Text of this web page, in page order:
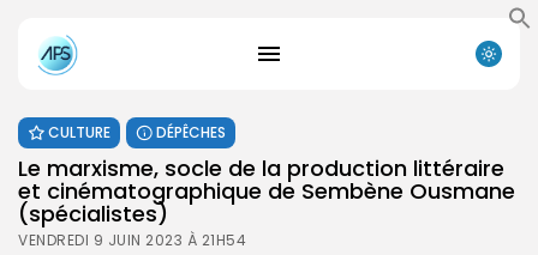
CULTURE DÉPÊCHES
Le marxisme, socle de la production littéraire
et cinématographique de Sembène Ousmane
(spécialistes)
VENDREDI 9 JUIN 2023 À 21H54